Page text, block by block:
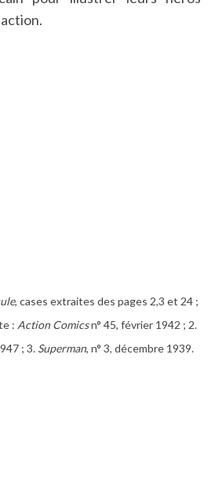
, cases extraites des pages 2,3 et 24 ;
: Action Comicsn° 45, février 1942 ; 2.
; 3. Superman, n° 3, décembre 1939.